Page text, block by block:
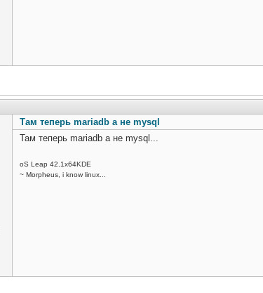
Там теперь mariadb а не mysql
Там теперь mariadb а не mysql...
oS Leap 42.1x64KDE
~ Morpheus, i know linux...